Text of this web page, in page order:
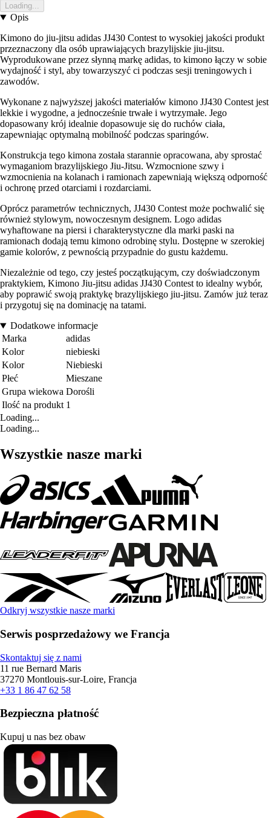
Loading...
Opis
Kimono do jiu-jitsu adidas JJ430 Contest to wysokiej jakości produkt
przeznaczony dla osób uprawiających brazylijskie jiu-jitsu.
Wyprodukowane przez słynną markę adidas, to kimono łączy w sobie
wydajność i styl, aby towarzyszyć ci podczas sesji treningowych i
zawodów.
Wykonane z najwyższej jakości materiałów kimono JJ430 Contest jest
lekkie i wygodne, a jednocześnie trwałe i wytrzymałe. Jego
dopasowany krój idealnie dopasowuje się do ruchów ciała,
zapewniając optymalną mobilność podczas sparingów.
Konstrukcja tego kimona została starannie opracowana, aby sprostać
wymaganiom brazylijskiego Jiu-Jitsu. Wzmocnione szwy i
wzmocnienia na kolanach i ramionach zapewniają większą odporność
i ochronę przed otarciami i rozdarciami.
Oprócz parametrów technicznych, JJ430 Contest może pochwalić się
również stylowym, nowoczesnym designem. Logo adidas
wyhaftowane na piersi i charakterystyczne dla marki paski na
ramionach dodają temu kimono odrobinę stylu. Dostępne w szerokiej
gamie kolorów, z pewnością przypadnie do gustu każdemu.
Niezależnie od tego, czy jesteś początkującym, czy doświadczonym
praktykiem, Kimono Jiu-jitsu adidas JJ430 Contest to idealny wybór,
aby poprawić swoją praktykę brazylijskiego jiu-jitsu. Zamów już teraz
i przygotuj się na dominację na tatami.
Dodatkowe informacje
Marka
adidas
Kolor
niebieski
Kolor
Niebieski
Płeć
Mieszane
Grupa wiekowa Dorośli
Ilość na produkt 1
Loading...
Loading...
Wszystkie nasze marki
Odkryj wszystkie nasze marki
Serwis posprzedażowy we Francja
Skontaktuj się z nami
11 rue Bernard Maris
37270 Montlouis-sur-Loire, Francja
+33 1 86 47 62 58
Bezpieczna płatność
Kupuj u nas bez obaw